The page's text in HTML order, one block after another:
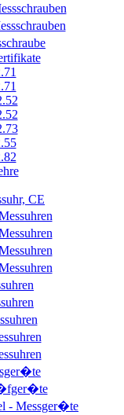
CE
- Messger�te